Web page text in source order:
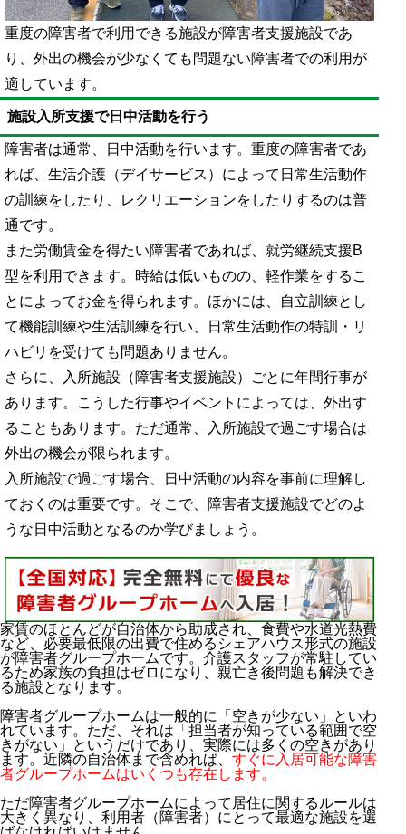
重度の障害者で利用できる施設が障害者支援施設であ
り、外出の機会が少なくても問題ない障害者での利用が
適しています。
施設入所支援で日中活動を行う
障害者は通常、日中活動を行います。重度の障害者であ
れば、生活介護（デイサービス）によって日常生活動作
の訓練をしたり、レクリエーションをしたりするのは普
通です。
また労働賃金を得たい障害者であれば、就労継続支援B
型を利用できます。時給は低いものの、軽作業をするこ
とによってお金を得られます。ほかには、自立訓練とし
て機能訓練や生活訓練を行い、日常生活動作の特訓・リ
ハビリを受けても問題ありません。
さらに、入所施設（障害者支援施設）ごとに年間行事が
あります。こうした行事やイベントによっては、外出す
ることもあります。ただ通常、入所施設で過ごす場合は
外出の機会が限られます。
入所施設で過ごす場合、日中活動の内容を事前に理解し
ておくのは重要です。そこで、障害者支援施設でどのよ
うな日中活動となるのか学びましょう。
家賃のほとんどが自治体から助成され、食費や水道光熱費
など、必要最低限の出費で住めるシェアハウス形式の施設
が障害者グループホームです。介護スタッフが常駐してい
るため家族の負担はゼロになり、親亡き後問題も解決でき
る施設となります。
障害者グループホームは一般的に「空きが少ない」といわ
れています。ただ、それは「担当者が知っている範囲で空
きがない」というだけであり、実際には多くの空きがあり
ます。近隣の自治体まで含めれば、 すぐに入居可能な障害
者グループホームはいくつも存在します。
ただ障害者グループホームによって居住に関するルールは
大きく異なり、利用者（障害者）にとって最適な施設を選